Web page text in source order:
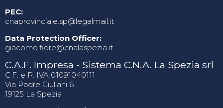
PEC:
cnaprovinciale.sp@legalmail.it
Data Protection Officer:
giacomo.fiore@cnalaspezia.it
C.A.F. Impresa - Sistema C.N.A. La Spezia srl
C.F. e P. IVA 01091040111
Via Padre Giuliani 6
19125 La Spezia